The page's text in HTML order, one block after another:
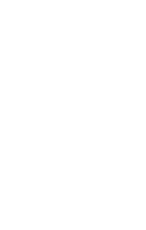
λευκών αιμοσφαιρίων, μειώνει
υγεία του δέρματος,
προστατεύσει κατά των
1-2 κουταλιές του τσαγιού ρίζα
καθαρά ενημερωτικό χαρακτήρα και